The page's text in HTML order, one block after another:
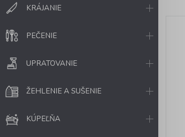
KRÁJANIE
PEČENIE
UPRATOVANIE
ŽEHLENIE A SUŠENIE
KÚPEĽŇA